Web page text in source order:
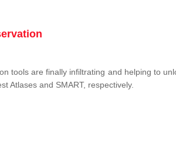
tools are finally infiltrating and helping to
Atlases and SMART, respectively.